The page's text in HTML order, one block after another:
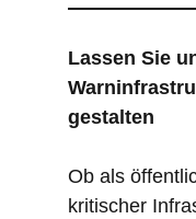
Lassen Sie
gestalten
Ob als
kritischer